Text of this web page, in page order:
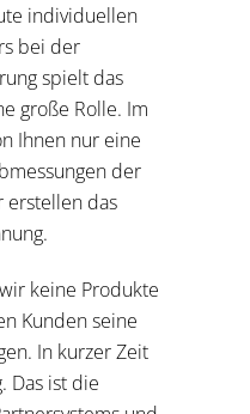
individuellen
bei der
spielt das
große Rolle. Im
Ihnen nur eine
der
erstellen das
keine Produkte
Kunden seine
In kurzer Zeit
Das ist die